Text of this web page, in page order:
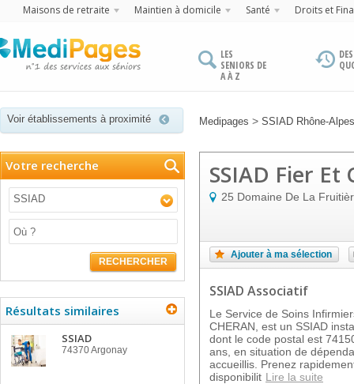
Maisons de retraite Maintien à domicile Santé Droits et
LES
SENIORS DE
A À Z
Voir établissements à proximité Medipages > SSIAD Rhône-Alpes
Votre recherche
SSIAD
RECHERCHER
Résultats similaires
SSIAD
74370Argonay
SSIAD Fier Et
25 Domaine De La
Ajouter à ma sélection
SSIAD Associatif
Le Service de Soins
CHERAN, est un SSIAD
dont le code postal est
ans, en situation de
accueillis. Prenez
disponibilit Lire la suite